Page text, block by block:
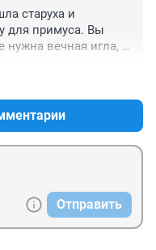
старуха и
для примуса. Вы
нужна вечная игла, я
накропал вчера
передо мной
как гений
Талантливо? И
были последние
уже написал А.
А?".
Отправить